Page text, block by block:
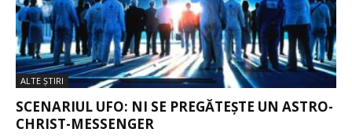
ALTE ŞTIRI
SCENARIUL UFO: NI SE PREGĂTEȘTE UN ASTRO-
CHRIST-MESSENGER